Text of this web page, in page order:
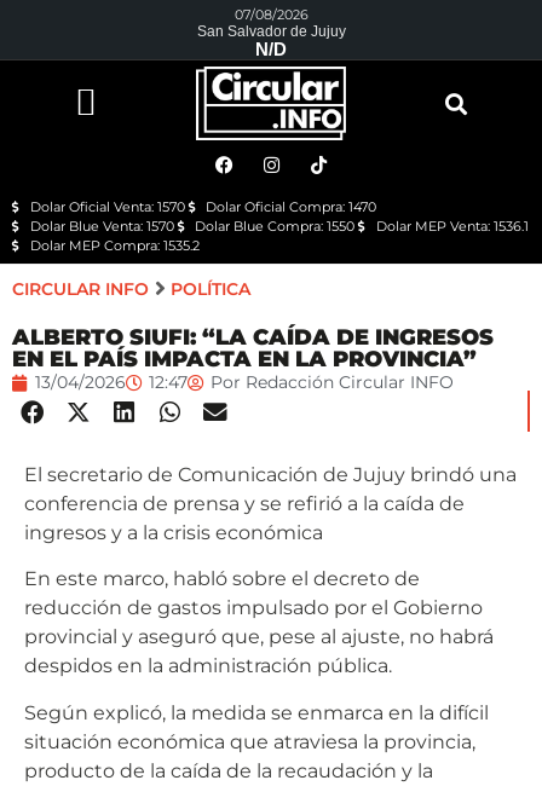
07/08/2026
San Salvador de Jujuy
N/D
Dolar Oficial Venta: 1570
Dolar Oficial Compra: 1470
Dolar Blue Venta: 1570
Dolar Blue Compra: 1550
Dolar MEP Venta: 1536.1
Dolar MEP Compra: 1535.2
CIRCULAR INFO POLÍTICA
ALBERTO SIUFI: “LA CAÍDA DE INGRESOS
EN EL PAÍS IMPACTA EN LA PROVINCIA”
13/04/2026 12:47 Por Redacción Circular INFO
El secretario de Comunicación de Jujuy brindó una
conferencia de prensa y se refirió a la caída de
ingresos y a la crisis económica
En este marco, habló sobre el decreto de
reducción de gastos impulsado por el Gobierno
provincial y aseguró que, pese al ajuste, no habrá
despidos en la administración pública.
Según explicó, la medida se enmarca en la difícil
situación económica que atraviesa la provincia,
producto de la caída de la recaudación y la